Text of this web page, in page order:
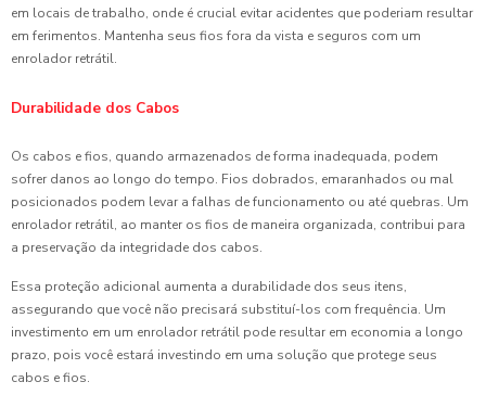
em locais de trabalho, onde é crucial evitar acidentes que poderiam resultar
em ferimentos. Mantenha seus fios fora da vista e seguros com um
enrolador retrátil.
Durabilidade dos Cabos
Os cabos e fios, quando armazenados de forma inadequada, podem
sofrer danos ao longo do tempo. Fios dobrados, emaranhados ou mal
posicionados podem levar a falhas de funcionamento ou até quebras. Um
enrolador retrátil, ao manter os fios de maneira organizada, contribui para
a preservação da integridade dos cabos.
Essa proteção adicional aumenta a durabilidade dos seus itens,
assegurando que você não precisará substituí-los com frequência. Um
investimento em um enrolador retrátil pode resultar em economia a longo
prazo, pois você estará investindo em uma solução que protege seus
cabos e fios.